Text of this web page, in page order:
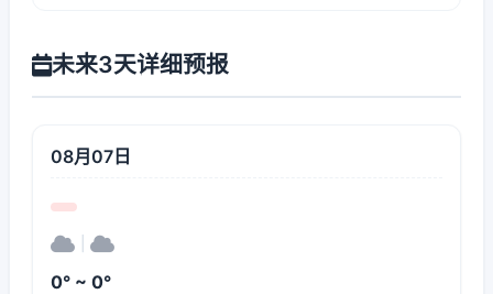
未来3天详细预报
08月07日
0° ~ 0°